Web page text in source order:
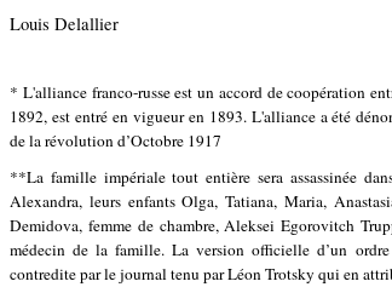
Louis Delallier
* L'alliance franco-russe est un accord de coopération
1892, est entré en vigueur en 1893. L'alliance a été
de la révolution d’Octobre 1917
**La famille impériale tout entière sera assassinée
Alexandra, leurs enfants Olga, Tatiana, Maria,
Demidova, femme de chambre, Aleksei Egorovitch
médecin de la famille. La version officielle d’un
contredite par le journal tenu par Léon Trotsky qui en